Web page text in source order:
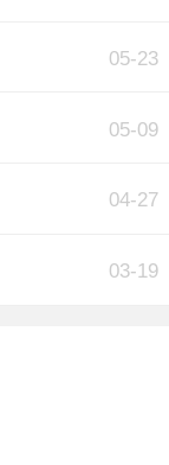
05-23
05-09
04-27
03-19